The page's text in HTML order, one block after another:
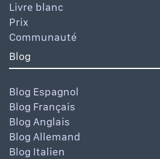
Livre blanc
Prix
Communauté
Blog
Blog Espagnol
Blog Français
Blog Anglais
Blog Allemand
Blog Italien